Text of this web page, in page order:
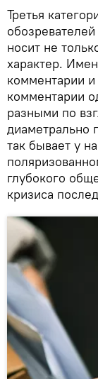
Третья
носит не
характер.
комментарии
комментарии
разными по
диаметрально
так бывает у
глубокого
кризиса